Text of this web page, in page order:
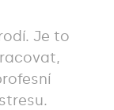
Je to